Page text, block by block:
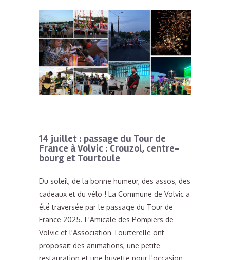
14 juillet : passage du Tour de
France à Volvic : Crouzol, centre-
bourg et Tourtoule
Du soleil, de la bonne humeur, des assos, des
cadeaux et du vélo ! La Commune de Volvic a
été traversée par le passage du Tour de
France 2025. L'Amicale des Pompiers de
Volvic et l'Association Tourterelle ont
proposait des animations, une petite